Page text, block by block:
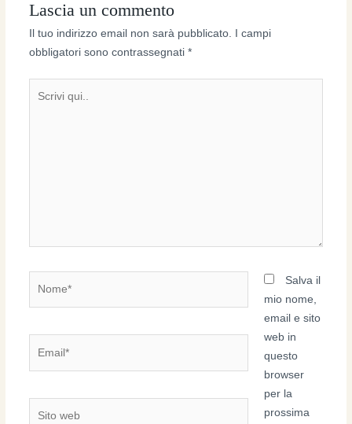
Lascia un commento
Il tuo indirizzo email non sarà pubblicato.
I campi
obbligatori sono contrassegnati *
Salva il
mio nome,
email e sito
web in
questo
browser
per la
prossima